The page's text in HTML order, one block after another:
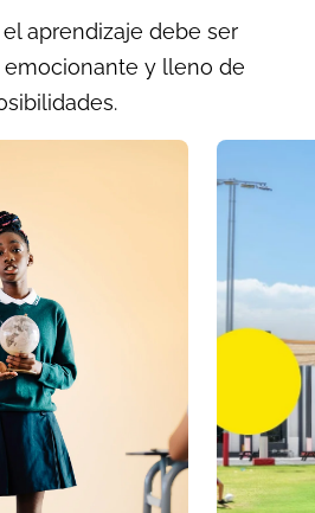
aprendizaje debe ser
emocionante y lleno de